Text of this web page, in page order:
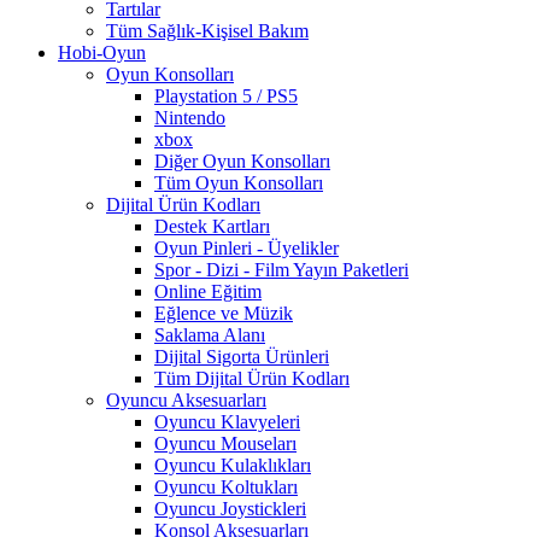
Tartılar
Tüm Sağlık-Kişisel Bakım
Hobi-Oyun
Oyun Konsolları
Playstation 5 / PS5
Nintendo
xbox
Diğer Oyun Konsolları
Tüm Oyun Konsolları
Dijital Ürün Kodları
Destek Kartları
Oyun Pinleri - Üyelikler
Spor - Dizi - Film Yayın Paketleri
Online Eğitim
Eğlence ve Müzik
Saklama Alanı
Dijital Sigorta Ürünleri
Tüm Dijital Ürün Kodları
Oyuncu Aksesuarları
Oyuncu Klavyeleri
Oyuncu Mouseları
Oyuncu Kulaklıkları
Oyuncu Koltukları
Oyuncu Joystickleri
Konsol Aksesuarları